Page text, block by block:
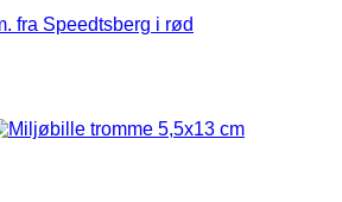
fra Speedtsberg i rød